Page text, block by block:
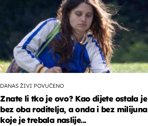
DANAS ŽIVI POVUČENO
Znate li tko je ovo? Kao dijete ostala je
bez oba roditelja, a onda i bez milijuna
koje je trebala naslije...